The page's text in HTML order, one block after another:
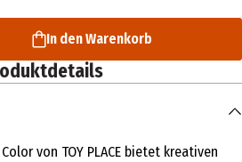
In den Warenkorb
von TOY PLACE bietet kreativen